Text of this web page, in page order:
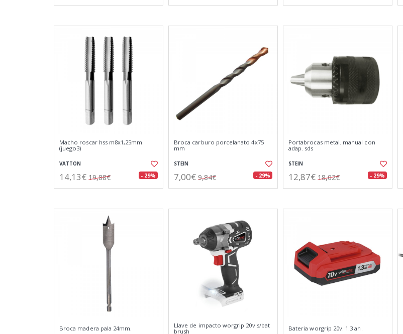
Macho roscar hss m8x1,25mm.
(juego3)
VATTON
14,13€ 19,88€ - 29%
Broca carburo porcelanato 4x75
mm
STEIN
7,00€ 9,84€ - 29%
Portabrocas metal. manual con
adap. sds
STEIN
12,87€ 18,02€ - 29%
Broca madera pala 24mm.
Llave de impacto worgrip 20v.s/bat
brush
Bateria worgrip 20v. 1.3 ah.